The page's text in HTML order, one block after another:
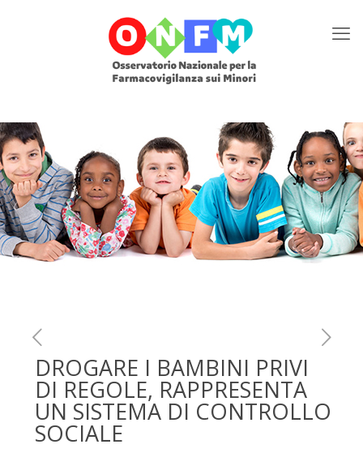
DROGARE I BAMBINI PRIVI
DI REGOLE, RAPPRESENTA
UN SISTEMA DI CONTROLLO
SOCIALE